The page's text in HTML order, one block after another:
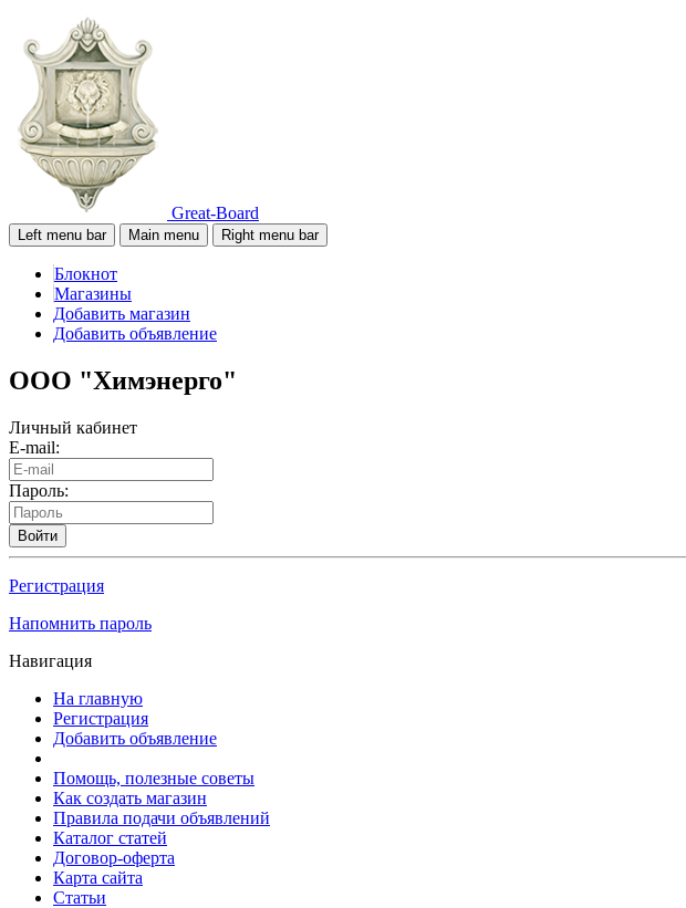
Great-Board
Left menu bar Main menu Right menu bar
Блокнот
Магазины
Добавить магазин
Добавить объявление
ООО "Химэнерго"
Личный кабинет
E-mail:
Пароль:
Войти
Регистрация
Напомнить пароль
Навигация
На главную
Регистрация
Добавить объявление
Помощь, полезные советы
Как создать магазин
Правила подачи объявлений
Каталог статей
Договор-оферта
Карта сайта
Статьи